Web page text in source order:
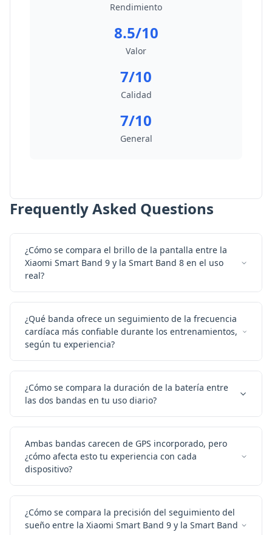
Rendimiento
8.5/10
Valor
7/10
Calidad
7/10
General
Frequently Asked Questions
¿Cómo se compara el brillo de la pantalla entre la
Xiaomi Smart Band 9 y la Smart Band 8 en el uso
real?
¿Qué banda ofrece un seguimiento de la frecuencia
cardíaca más confiable durante los entrenamientos,
según tu experiencia?
¿Cómo se compara la duración de la batería entre
las dos bandas en tu uso diario?
Ambas bandas carecen de GPS incorporado, pero
¿cómo afecta esto tu experiencia con cada
dispositivo?
¿Cómo se compara la precisión del seguimiento del
sueño entre la Xiaomi Smart Band 9 y la Smart Band